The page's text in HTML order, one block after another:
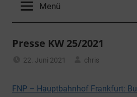
Menü
Presse KW 25/2021
22. Juni 2021
chris
FNP – Hauptbahnhof Frankfurt: